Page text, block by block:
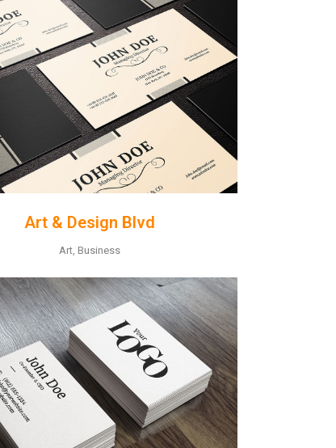
ZOOM VIEW
Art & Design Blvd
Art, Business
ZOOM VIEW